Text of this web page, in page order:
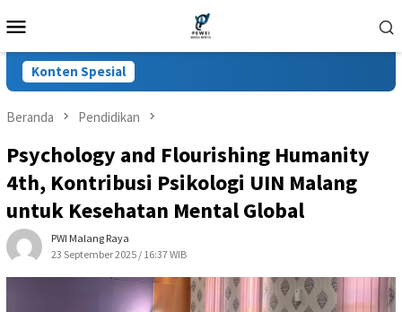
ke
Mobile
Konten Spesial
Beranda Pendidikan
Psychology and Flourishing Humanity
4th, Kontribusi Psikologi UIN Malang
untuk Kesehatan Mental Global
PWI Malang Raya
23 September 2025 / 16:37 WIB